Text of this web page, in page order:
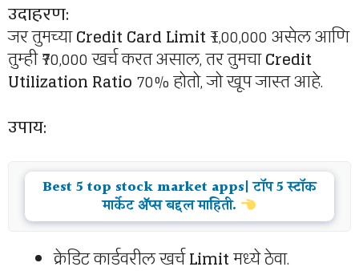
उदाहरण:
जर तुमच्याCredit Card Limit₹1,00,000 असेल आणि
तुम्ही ₹70,000 खर्च करत असाल, तर तुमचाCredit
Utilization Ratio 70% होतो, जो खूप जास्त आहे.
उपाय:
Best 5 top stock market apps| टॉप 5 स्टॉक
मार्केट ॲप्स बद्दल माहिती.
क्रेडिट कार्डवरील खर्चLimitमध्ये ठेवा.